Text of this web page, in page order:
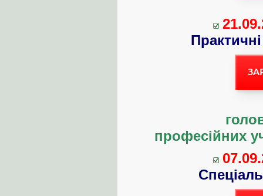
професійних